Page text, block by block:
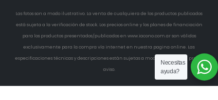
Las fotos son a modo ilustrativo. La venta de cualquiera de los productos publicados
está sujeta a la verificación de stock. Los precios online y los planes de financiación
para los productos presentados/publicados en www.iacono.com.ar son válidos
exclusivamente para la compra vía internet en nuestra pagina online. Las
especificaciones técnicas y descripciones están sujetas a modificaciones sin previo
aviso.
Necesitas
ayuda?